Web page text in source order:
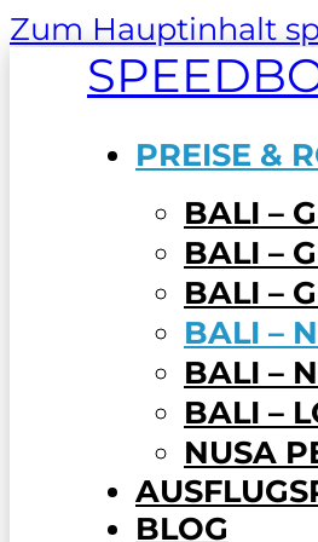
Zum Hauptinhalt
PREISE &
BALI –
BALI –
BALI –
BALI –
BALI –
BALI –
NUSA
BLOG